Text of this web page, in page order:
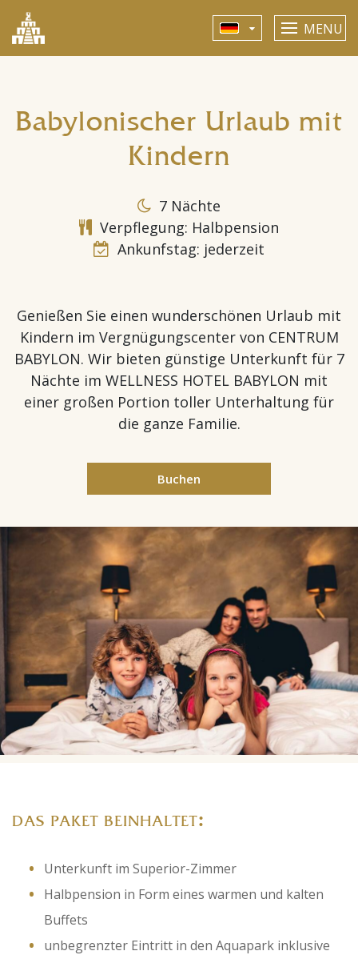
MENU
Babylonischer Urlaub mit
Kindern
7 Nächte
Verpflegung: Halbpension
Ankunfstag: jederzeit
Genießen Sie einen wunderschönen Urlaub mit
Kindern im Vergnügungscenter von CENTRUM
BABYLON. Wir bieten günstige Unterkunft für 7
Nächte im WELLNESS HOTEL BABYLON mit
einer großen Portion toller Unterhaltung für
die ganze Familie.
Buchen
DAS PAKET BEINHALTET:
Unterkunft im Superior-Zimmer
Halbpension in Form eines warmen und kalten
Buffets
unbegrenzter Eintritt in den Aquapark inklusive